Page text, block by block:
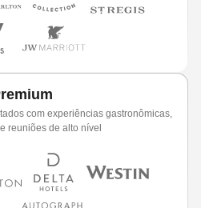
com experiências gastronômicas,
reuniões de alto nível